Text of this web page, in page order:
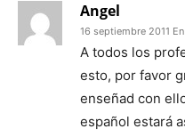
Angel
16 septiembre 2011
A todos los
esto, por favor
enseñad con
español estará